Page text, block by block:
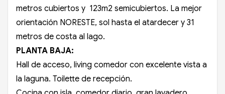
metros cubiertos y 123m2 semicubiertos. La mejor
orientación NORESTE, sol hasta el atardecer y 31
metros de costa al lago.
PLANTA BAJA:
Hall de acceso, living comedor con excelente vista a
la laguna. Toilette de recepción.